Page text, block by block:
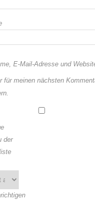
E-Mail-Adresse und
für meinen nächsten
der